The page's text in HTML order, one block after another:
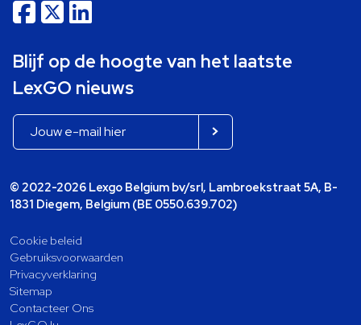
Blijf op de hoogte van het laatste
LexGO nieuws
© 2022-2026 Lexgo Belgium bv/srl, Lambroekstraat 5A, B-
1831 Diegem, Belgium (BE 0550.639.702)
Cookie beleid
Gebruiksvoorwaarden
Privacyverklaring
Sitemap
Contacteer Ons